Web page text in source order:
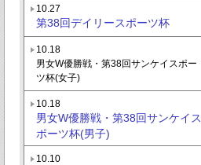
10.27
第38回デイリースポーツ杯
10.18
男女W優勝戦・第38回サンケイスポー
ツ杯(女子)
10.18
男女W優勝戦・第38回サンケイス
ポーツ杯(男子)
10.10